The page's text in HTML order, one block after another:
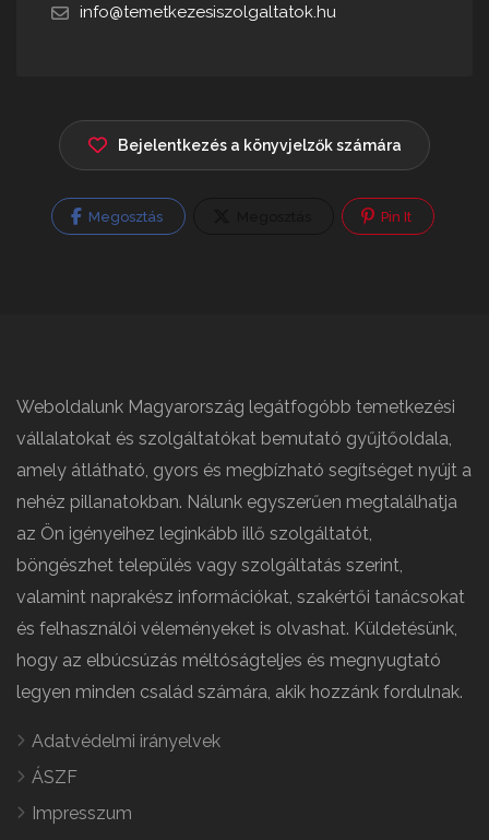
info@temetkezesiszolgaltatok.hu
Bejelentkezés a könyvjelzők számára
Megosztás Pin It
Weboldalunk Magyarország legátfogóbb temetkezési
vállalatokat és szolgáltatókat bemutató gyűjtőoldala,
amely átlátható, gyors és megbízható segítséget nyújt a
nehéz pillanatokban. Nálunk egyszerűen megtalálhatja
az Ön igényeihez leginkább illő szolgáltatót,
böngészhet település vagy szolgáltatás szerint,
valamint naprakész információkat, szakértői tanácsokat
és felhasználói véleményeket is olvashat. Küldetésünk,
hogy az elbúcsúzás méltóságteljes és megnyugtató
legyen minden család számára, akik hozzánk fordulnak.
Adatvédelmi irányelvek
ÁSZF
Impresszum